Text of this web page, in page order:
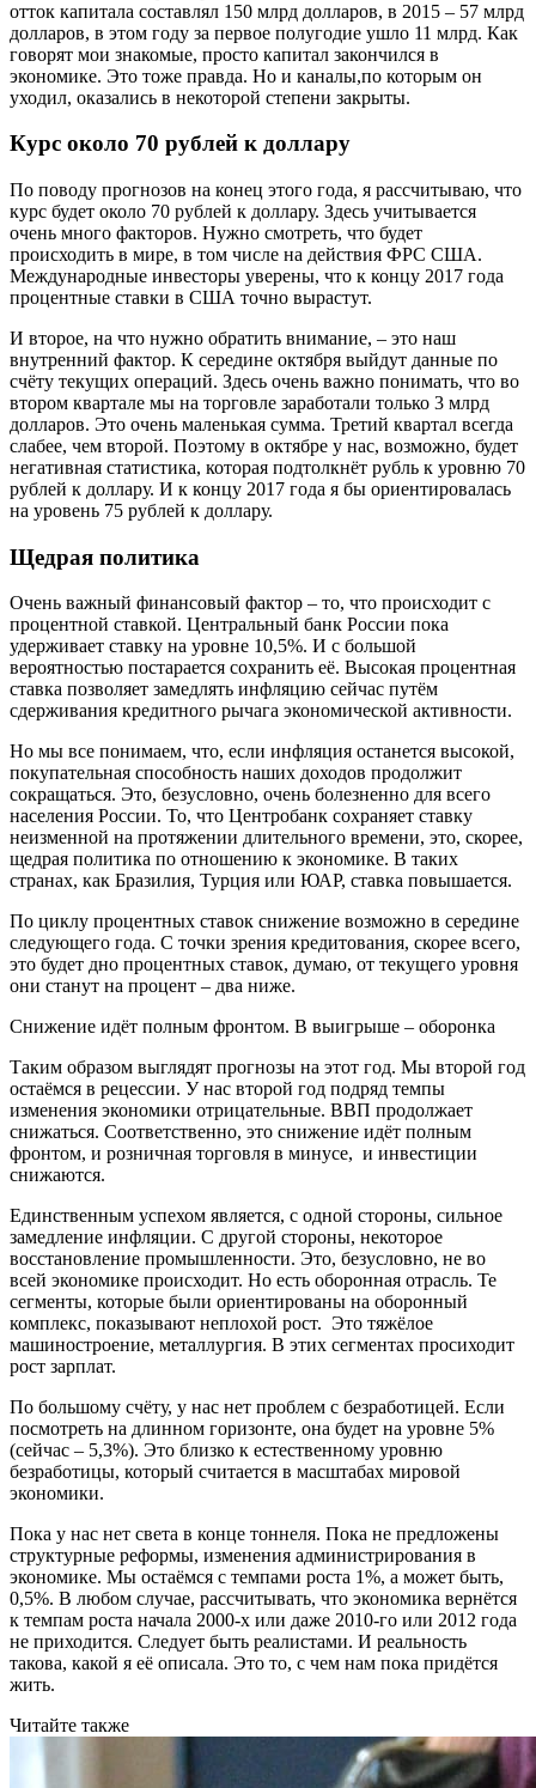
отток капитала составлял 150 млрд долларов, в 2015 – 57 млрд
долларов, в этом году за первое полугодие ушло 11 млрд. Как
говорят мои знакомые, просто капитал закончился в
экономике. Это тоже правда. Но и каналы,по которым он
уходил, оказались в некоторой степени закрыты.
Курс около 70 рублей к доллару
По поводу прогнозов на конец этого года, я рассчитываю, что
курс будет около 70 рублей к доллару. Здесь учитывается
очень много факторов. Нужно смотреть, что будет
происходить в мире, в том числе на действия ФРС США.
Международные инвесторы уверены, что к концу 2017 года
процентные ставки в США точно вырастут.
И второе, на что нужно обратить внимание, – это наш
внутренний фактор. К середине октября выйдут данные по
счёту текущих операций. Здесь очень важно понимать, что во
втором квартале мы на торговле заработали только 3 млрд
долларов. Это очень маленькая сумма. Третий квартал всегда
слабее, чем второй. Поэтому в октябре у нас, возможно, будет
негативная статистика, которая подтолк­нёт рубль к уровню 70
рублей к доллару. И к концу 2017 года я бы ориентировалась
на уровень 75 рублей к доллару.
Щедрая политика
Очень важный финансовый фактор – то, что происходит с
процентной ставкой. Центральный банк России пока
удерживает ставку на уровне 10,5%. И с большой
вероятностью постарается сохранить её. Высокая процентная
ставка позволяет замедлять инфляцию сейчас путём
сдерживания кредитного рычага экономической активности.
Но мы все понимаем, что, если инфляция останется высокой,
покупательная способность наших доходов продолжит
сокращаться. Это, безусловно, очень болезненно для всего
населения России. То, что Цент­робанк сохраняет ставку
неизменной на протяжении длительного времени, это, скорее,
щедрая политика по отношению к экономике. В таких
странах, как Бразилия, Турция или ЮАР, ставка повышается.
По циклу процентных ставок снижение возможно в середине
следующего года. С точки зрения кредитования, скорее всего,
это будет дно процентных ставок, думаю, от текущего уровня
они станут на процент – два ниже.
Снижение идёт полным фронтом. В выигрыше – оборонка
Таким образом выглядят прогнозы на этот год. Мы второй год
остаёмся в рецессии. У нас второй год подряд темпы
изменения экономики отрицательные. ВВП продолжает
снижаться. Соответственно, это снижение идёт полным
фронтом, и розничная торговля в минусе, и инвестиции
снижаются.
Единственным успехом является, с одной стороны, сильное
замедление инфляции. С другой стороны, некоторое
восстановление промышленности. Это, безусловно, не во
всей экономике происходит. Но есть оборонная отрасль. Те
сегменты, которые были ориентированы на оборонный
комплекс, показывают неплохой рост. Это тяжёлое
машиностроение, металлургия. В этих сегментах просиходит
рост зарплат.
По большому счёту, у нас нет проблем с безработицей. Если
посмот­реть на длинном горизонте, она будет на уровне 5%
(сейчас – 5,3%). Это близко к естественному уровню
безработицы, который считается в масштабах мировой
экономики.
Пока у нас нет света в конце тоннеля. Пока не предложены
структурные реформы, изменения администрирования в
экономике. Мы остаёмся с темпами роста 1%, а может быть,
0,5%. В любом случае, рассчитывать, что экономика вернётся
к темпам роста начала 2000-х или даже 2010-го или 2012 года
не приходится. Следует быть реалистами. И реальность
такова, какой я её описала. Это то, с чем нам пока придётся
жить.
Читайте также